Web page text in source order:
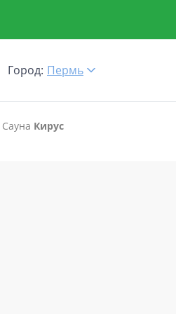
Город: Пермь
Сауна Кирус